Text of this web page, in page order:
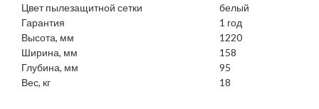
Цвет пылезащитной сетки
белый
Гарантия
1 год
Высота, мм
1220
Ширина, мм
158
Глубина, мм
95
Вес, кг
18